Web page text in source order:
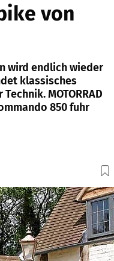
von
wird endlich wieder
klassisches
MOTORRAD
850 fuhr